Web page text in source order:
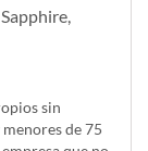
sin
de 75